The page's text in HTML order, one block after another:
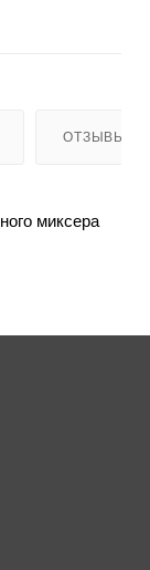
ОТЗЫВЫ
миксера